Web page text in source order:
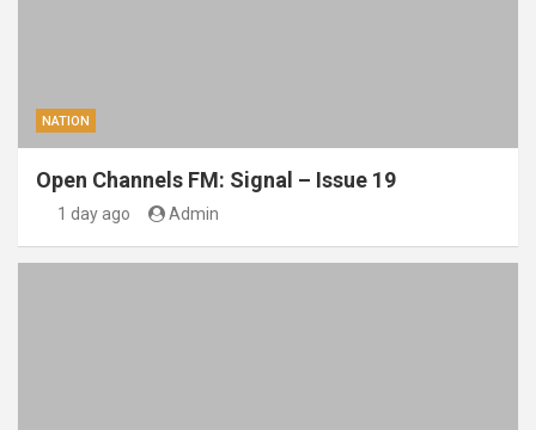
NATION
Open Channels FM: Signal – Issue 19
1 day ago Admin